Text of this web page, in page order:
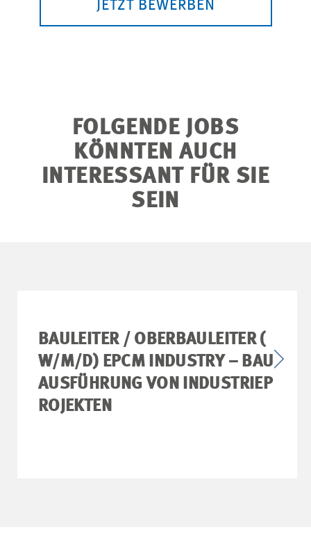
JETZT BEWERBEN
FOLGENDE JOBS
KÖNNTEN AUCH
INTERESSANT FÜR SIE
SEIN
BAULEITER / OBERBAULEITER (
W/M/D) EPCM INDUSTRY – BAU
AUSFÜHRUNG VON INDUSTRIEP
ROJEKTEN